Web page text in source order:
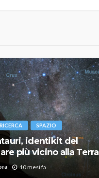
RICERCA SPAZIO
identikit del
più vicino alla Terra
10 mesi fa